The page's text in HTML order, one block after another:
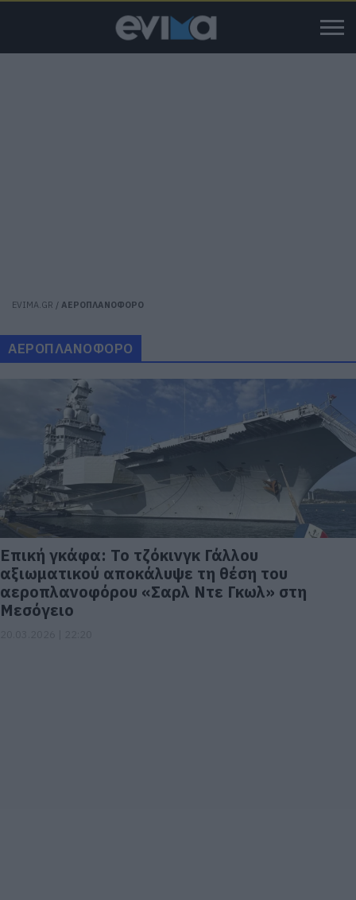
EVIMA.GR / ΑΕΡΟΠΛΑΝΟΦΟΡΟ
ΑΕΡΟΠΛΑΝΟΦΟΡΟ
Επική γκάφα: Το τζόκινγκ Γάλλου
αξιωματικού αποκάλυψε τη θέση του
αεροπλανοφόρου «Σαρλ Ντε Γκωλ» στη
Μεσόγειο